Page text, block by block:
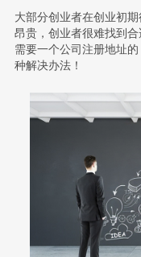
大部分创业者在创业初
昂贵，创业者很难找到
需要一个公司注册地址
种解决办法！